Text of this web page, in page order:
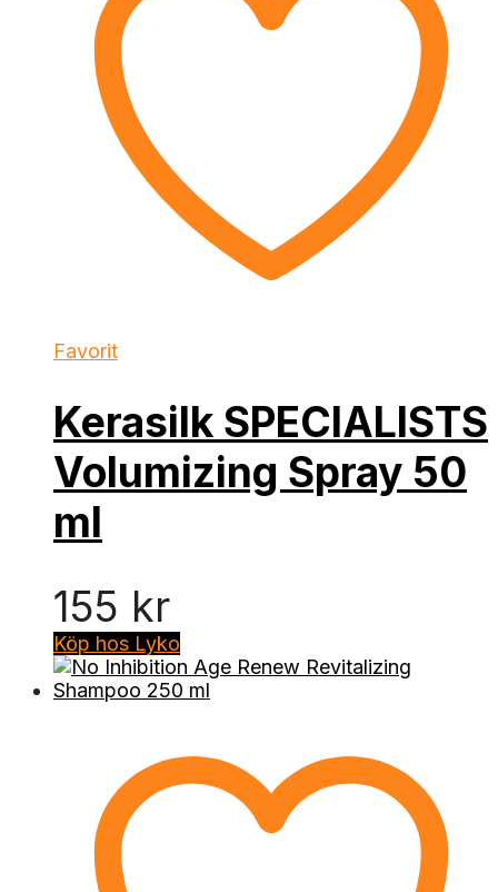
Favorit
Kerasilk SPECIALISTS
Volumizing Spray 50
ml
155 kr
Köp hos Lyko